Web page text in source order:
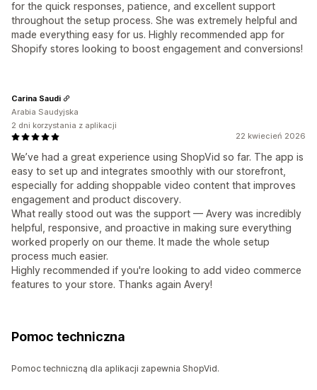
for the quick responses, patience, and excellent support
throughout the setup process. She was extremely helpful and
made everything easy for us. Highly recommended app for
Shopify stores looking to boost engagement and conversions!
22 kwiecień 2026
We’ve had a great experience using ShopVid so far. The app is
easy to set up and integrates smoothly with our storefront,
especially for adding shoppable video content that improves
engagement and product discovery.
What really stood out was the support — Avery was incredibly
helpful, responsive, and proactive in making sure everything
worked properly on our theme. It made the whole setup
process much easier.
Highly recommended if you're looking to add video commerce
features to your store. Thanks again Avery!
Carina Saudi
Arabia Saudyjska
2 dni korzystania z aplikacji
Pomoc techniczna
Pomoc techniczną dla aplikacji zapewnia ShopVid.